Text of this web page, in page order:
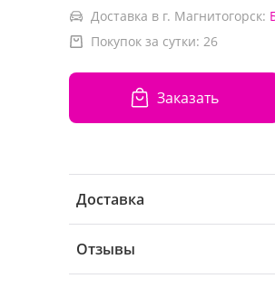
Доставка в г. Магнитогорск:
Покупок за сутки: 26
Заказать
Доставка
Отзывы